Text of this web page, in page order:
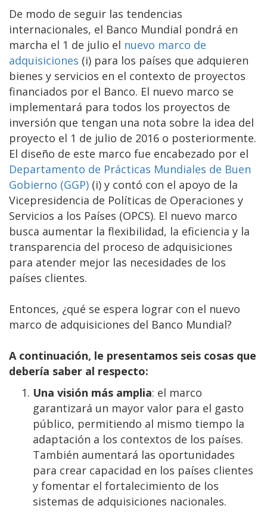
De modo de seguir las tendencias
internacionales, el Banco Mundial pondrá en
marcha el 1 de julio el nuevo marco de
adquisiciones (i) para los países que adquieren
bienes y servicios en el contexto de proyectos
financiados por el Banco. El nuevo marco se
implementará para todos los proyectos de
inversión que tengan una nota sobre la idea del
proyecto el 1 de julio de 2016 o posteriormente.
El diseño de este marco fue encabezado por el
Departamento de Prácticas Mundiales de Buen
Gobierno (GGP) (i) y contó con el apoyo de la
Vicepresidencia de Políticas de Operaciones y
Servicios a los Países (OPCS). El nuevo marco
busca aumentar la flexibilidad, la eficiencia y la
transparencia del proceso de adquisiciones
para atender mejor las necesidades de los
países clientes.
Entonces, ¿qué se espera lograr con el nuevo
marco de adquisiciones del Banco Mundial?
A continuación, le presentamos seis cosas que
debería saber al respecto:
Una visión más amplia: el marco
garantizará un mayor valor para el gasto
público, permitiendo al mismo tiempo la
adaptación a los contextos de los países.
También aumentará las oportunidades
para crear capacidad en los países clientes
y fomentar el fortalecimiento de los
sistemas de adquisiciones nacionales.